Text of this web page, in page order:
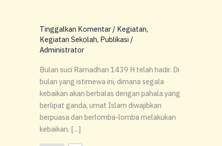
Tinggalkan Komentar / Kegiatan,
Kegiatan Sekolah, Publikasi /
Administrator
Bulan suci Ramadhan 1439 H telah hadir. Di
bulan yang istimewa ini, dimana segala
kebaikan akan berbalas dengan pahala yang
berlipat ganda, umat Islam diwajibkan
berpuasa dan berlomba-lomba melakukan
kebaikan. […]
2018